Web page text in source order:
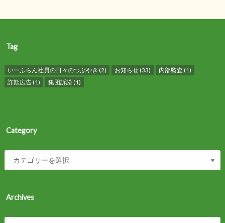
Tag
いーふらん社員の日々のつぶやき (2) お知らせ(33) 内部監査 (1)
詐欺広告(1) 集団訴訟(1)
Category
Archives